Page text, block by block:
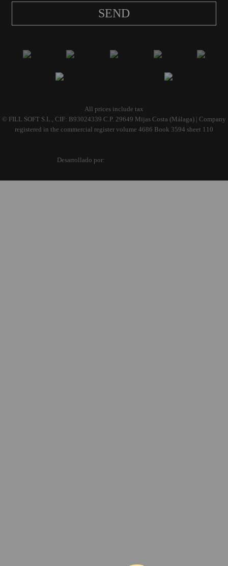
SEND
Desarrollado por:
All prices include tax
© FILL SOFT S.L., CIF: B93024339 C.P. 29649 Mijas Costa (Málaga) | Company
registered in the commercial register volume 4686 Book 3594 sheet 110